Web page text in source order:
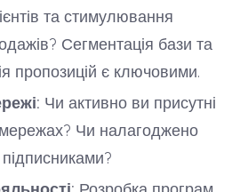
та стимулювання
Сегментація бази та
пропозицій є ключовими.
Чи активно ви присутні
Чи налагоджено